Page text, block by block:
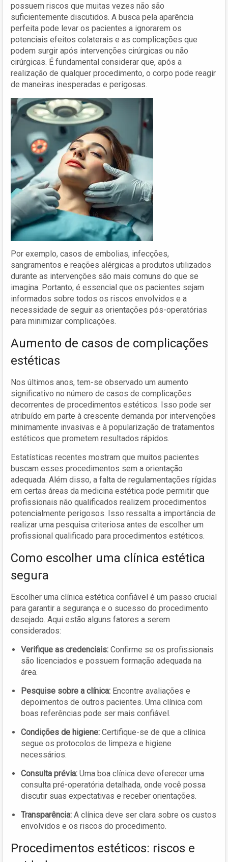
possuem riscos que muitas vezes não são
suficientemente discutidos. A busca pela aparência
perfeita pode levar os pacientes a ignorarem os
potenciais efeitos colaterais e as complicações que
podem surgir após intervenções cirúrgicas ou não
cirúrgicas. É fundamental considerar que, após a
realização de qualquer procedimento, o corpo pode reagir
de maneiras inesperadas e perigosas.
Por exemplo, casos de embolias, infecções,
sangramentos e reações alérgicas a produtos utilizados
durante as intervenções são mais comuns do que se
imagina. Portanto, é essencial que os pacientes sejam
informados sobre todos os riscos envolvidos e a
necessidade de seguir as orientações pós-operatórias
para minimizar complicações.
Aumento de casos de complicações
estéticas
Nos últimos anos, tem-se observado um aumento
significativo no número de casos de complicações
decorrentes de procedimentos estéticos. Isso pode ser
atribuído em parte à crescente demanda por intervenções
minimamente invasivas e à popularização de tratamentos
estéticos que prometem resultados rápidos.
Estatísticas recentes mostram que muitos pacientes
buscam esses procedimentos sem a orientação
adequada. Além disso, a falta de regulamentações rígidas
em certas áreas da medicina estética pode permitir que
profissionais não qualificados realizem procedimentos
potencialmente perigosos. Isso ressalta a importância de
realizar uma pesquisa criteriosa antes de escolher um
profissional qualificado para procedimentos estéticos.
Como escolher uma clínica estética
segura
Escolher uma clínica estética confiável é um passo crucial
para garantir a segurança e o sucesso do procedimento
desejado. Aqui estão alguns fatores a serem
considerados:
Verifique as credenciais: Confirme se os profissionais
são licenciados e possuem formação adequada na
área.
Pesquise sobre a clínica: Encontre avaliações e
depoimentos de outros pacientes. Uma clínica com
boas referências pode ser mais confiável.
Condições de higiene: Certifique-se de que a clínica
segue os protocolos de limpeza e higiene
necessários.
Consulta prévia: Uma boa clínica deve oferecer uma
consulta pré-operatória detalhada, onde você possa
discutir suas expectativas e receber orientações.
Transparência: A clínica deve ser clara sobre os custos
envolvidos e os riscos do procedimento.
Procedimentos estéticos: riscos e